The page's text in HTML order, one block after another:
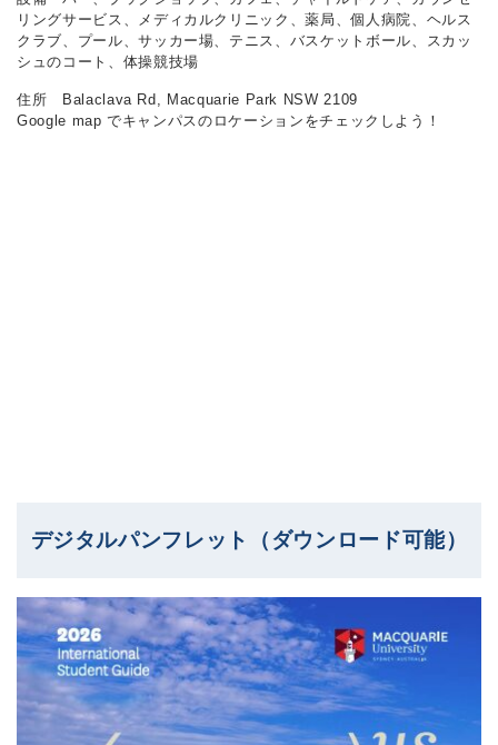
リングサービス、メディカルクリニック、薬局、個人病院、ヘルス
クラブ、プール、サッカー場、テニス、バスケットボール、スカッ
シュのコート、体操競技場
住所 Balaclava Rd, Macquarie Park NSW 2109
Google map でキャンパスのロケーションをチェックしよう！
デジタルパンフレット（ダウンロード可能）